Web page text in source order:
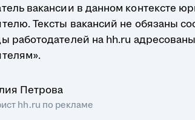
вакансии в данном контексте
Тексты вакансий не обязаны
работодателей на hh.ru
Петрова
hh.ru по рекламе